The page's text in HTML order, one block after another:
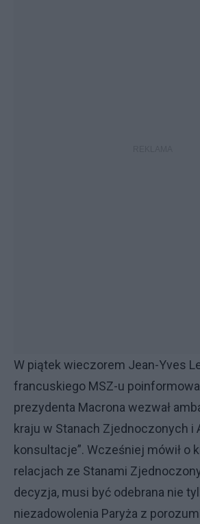
W piątek wieczorem Jean-Yves
francuskiego MSZ-u
prezydenta Macrona wezwał
kraju w Stanach Zjednoczonych i
konsultacje”. Wcześniej mówił o
relacjach ze Stanami
decyzja, musi być odebrana nie
niezadowolenia Paryża z